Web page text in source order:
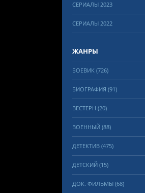
СЕРИАЛЫ 2023
СЕРИАЛЫ 2022
ЖАНРЫ
БОЕВИК (726)
БИОГРАФИЯ (91)
ВЕСТЕРН (20)
ВОЕННЫЙ (88)
ДЕТЕКТИВ (475)
ДЕТСКИЙ (15)
ДОК. ФИЛЬМЫ (68)